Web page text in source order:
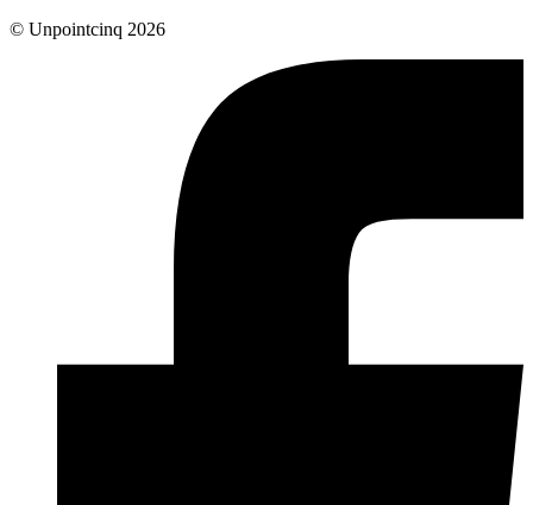
© Unpointcinq 2026